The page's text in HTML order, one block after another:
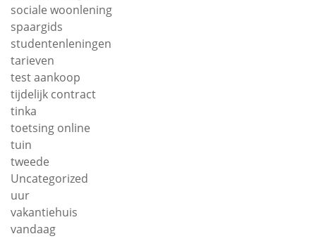
sociale woonlening
spaargids
studentenleningen
tarieven
test aankoop
tijdelijk contract
tinka
toetsing online
tuin
tweede
Uncategorized
uur
vakantiehuis
vandaag